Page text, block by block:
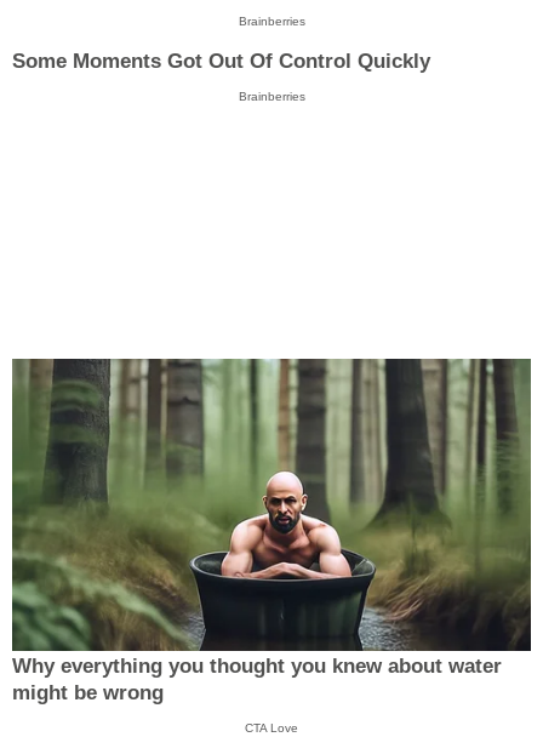
Brainberries
Some Moments Got Out Of Control Quickly
Brainberries
Why everything you thought you knew about water
might be wrong
CTA Love